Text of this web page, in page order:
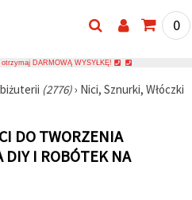
0
DARMOWĄ WYSYŁKĘ!
(2776)› Nici, Sznurki, Włóczki
DO TWORZENIA
I ROBÓTEK NA